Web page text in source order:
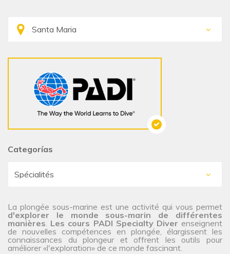
Categorías
La plongée sous-marine est une activité qui vous permet
d'explorer le monde sous-marin de différentes
manières. Les cours PADI Specialty Diver enseignent
de nouvelles compétences en plongée, élargissent les
connaissances du plongeur et offrent les outils pour
améliorer «l'exploration» de ce monde fascinant.